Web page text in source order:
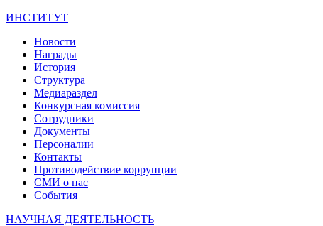
ИНСТИТУТ
Новости
Награды
История
Структура
Медиараздел
Конкурсная комиссия
Сотрудники
Документы
Персоналии
Контакты
Противодействие коррупции
СМИ о нас
События
НАУЧНАЯ ДЕЯТЕЛЬНОСТЬ